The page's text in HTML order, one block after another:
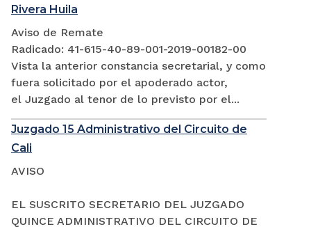
Rivera Huila
Aviso de Remate
Radicado: 41-615-40-89-001-2019-00182-00
Vista la anterior constancia secretarial, y como
fuera solicitado por el apoderado actor,
el Juzgado al tenor de lo previsto por el...
Juzgado 15 Administrativo del Circuito de
Cali
AVISO
EL SUSCRITO SECRETARIO DEL JUZGADO
QUINCE ADMINISTRATIVO DEL CIRCUITO DE